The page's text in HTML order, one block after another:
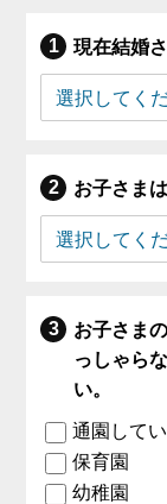
現在結婚
お子さま
お子さま
っしゃら
い。
通園して
保育園
幼稚園